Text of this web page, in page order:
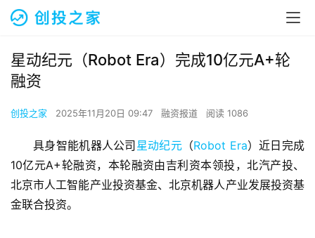
星动纪元（Robot Era）完成10亿元A+轮
融资
创投之家 2025年11月20日 09:47 融资报道 阅读 1086
具身智能机器人公司 星动纪元（Robot Era）近日完成
10亿元A+轮融资，本轮融资由吉利资本领投，北汽产投、
北京市人工智能产业投资基金、北京机器人产业发展投资基
金联合投资。